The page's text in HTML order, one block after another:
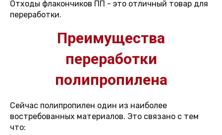
Отходы флакончиков ПП - это отличный товар для
переработки.
Преимущества
переработки
полипропилена
Сейчас полипропилен один из наиболее
востребованных материалов. Это связано с тем
что: